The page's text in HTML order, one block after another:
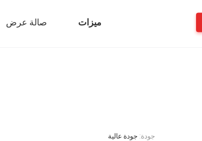
ميزات صالة عرض
جودة: جودة عالية